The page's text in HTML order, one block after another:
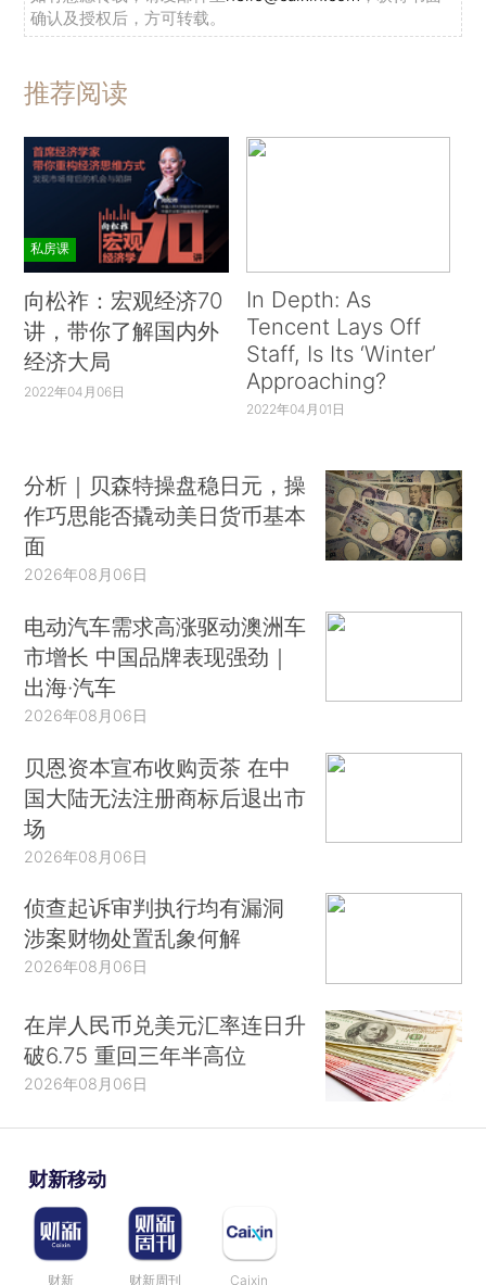
确认及授权后，方可转载。
推荐阅读
私房课
向松祚：宏观经济70
讲，带你了解国内外
经济大局
2022年04月06日
In Depth: As
Tencent Lays Off
Staff, Is Its ‘Winter’
Approaching?
2022年04月01日
分析｜贝森特操盘稳日元，操
作巧思能否撬动美日货币基本
面
2026年08月06日
电动汽车需求高涨驱动澳洲车
市增长 中国品牌表现强劲｜
出海·汽车
2026年08月06日
贝恩资本宣布收购贡茶 在中
国大陆无法注册商标后退出市
场
2026年08月06日
侦查起诉审判执行均有漏洞
涉案财物处置乱象何解
2026年08月06日
在岸人民币兑美元汇率连日升
破6.75 重回三年半高位
2026年08月06日
财新移动
财新 财新周刊 Caixin